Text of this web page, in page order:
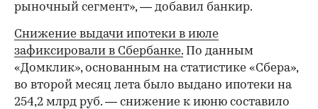
рыночный сегмент», — добавил банкир.
Снижение выдачи ипотеки в июле
зафиксировали в Сбербанке. По данным
«Домклик», основанным на статистике «Сбера»,
во второй месяц лета было выдано ипотеки на
254,2 млрд руб. — снижение к июню составило